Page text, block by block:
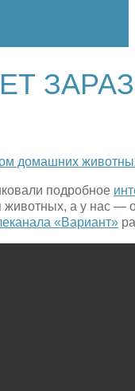
домашних
подробное
а у нас —
«Вариант»